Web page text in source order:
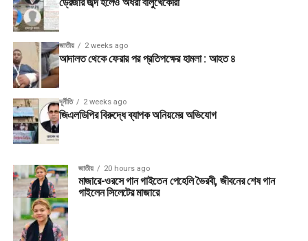
ড্রেজার জব্দ হলেও অধরা বালুখেকোরা
জাতীয় 2 weeks ago
আদালত থেকে ফেরার পর প্রতিপক্ষের হামলা : আহত ৪
দূর্নীতি 2 weeks ago
জিএলডিপির বিরুদ্ধে ব্যাপক অনিয়মের অভিযোগ
জাতীয় 20 hours ago
মাজারে-ওরসে গান গাইতেন পেহেলি ভৈরবী, জীবনের শেষ গান
গাইলেন সিলেটের মাজারে